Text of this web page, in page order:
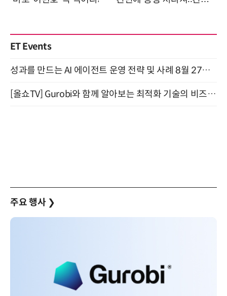
ET Events
성과를 만드는 AI 에이전트 운영 전략 및 사례 8월 27일 개최
[올쇼TV] Gurobi와 함께 알아보는 최적화 기술의 비즈니스 활용 (8월 20일 생방송)
주요 행사 ❯